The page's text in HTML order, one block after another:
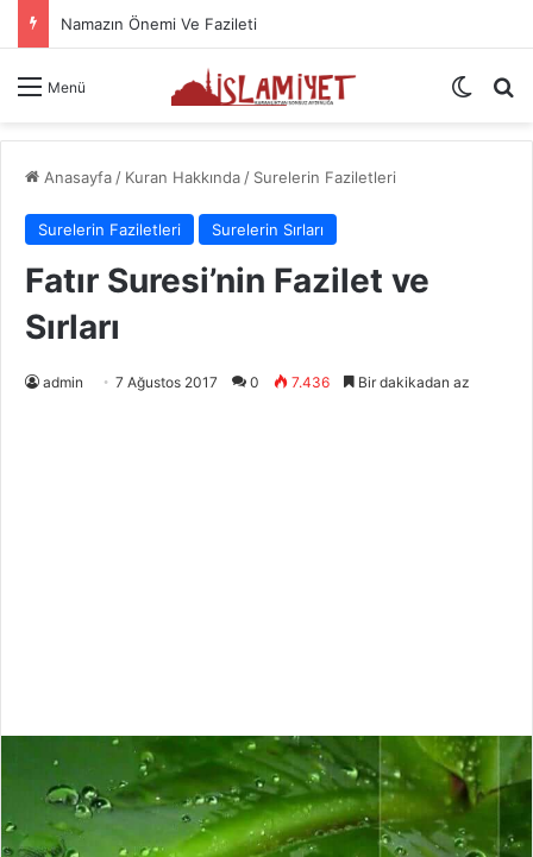
Namazın Önemi Ve Fazileti
Menü Dış
Anasayfa/ Kuran Hakkında/ Surelerin Faziletleri
Surelerin Faziletleri Surelerin Sırları
Fatır Suresi’nin Fazilet ve
Sırları
admin 7 Ağustos 2017 0 7.436 Bir dakikadan az